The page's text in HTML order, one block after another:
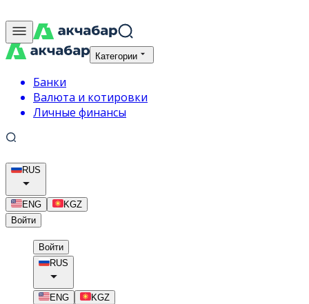
Категории
Банки
Валюта и котировки
Личные финансы
RUS
ENG
KGZ
Войти
Войти
RUS
ENG KGZ